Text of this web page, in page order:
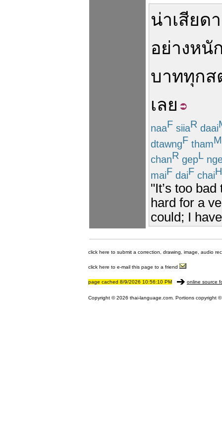
น่าเสียด
อย่างหนั
บาททุกส
เลย
naaF siiaR daai
dtawngF thamM
chanR gepL
maiF daiF chaiH
"It’s too
hard for a
could; I
click here to submit a correction, drawing, image, audio
click here to e-mail this page to a friend
page cached 8/9/2026 10:56:10 PM online source
Copyright © 2026 thai-language.com. Portions copyright